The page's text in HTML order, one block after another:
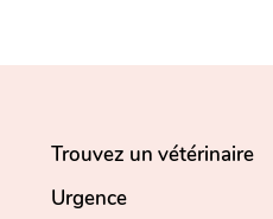
Trouvez un vétérinaire
Urgence